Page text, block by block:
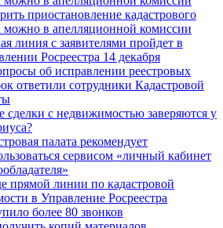
приостановление кадастрового
можно в апелляционной комиссии
линия с заявителями пройдет в
Росреестра 14 декабря
об исправлении реестровых
ответили сотрудники Кадастровой
сделки с недвижимостью заверяются у
палата рекомендует
сервисом «личный кабинет
прямой линии по кадастровой
в Управление Росреестра
более 80 звонков